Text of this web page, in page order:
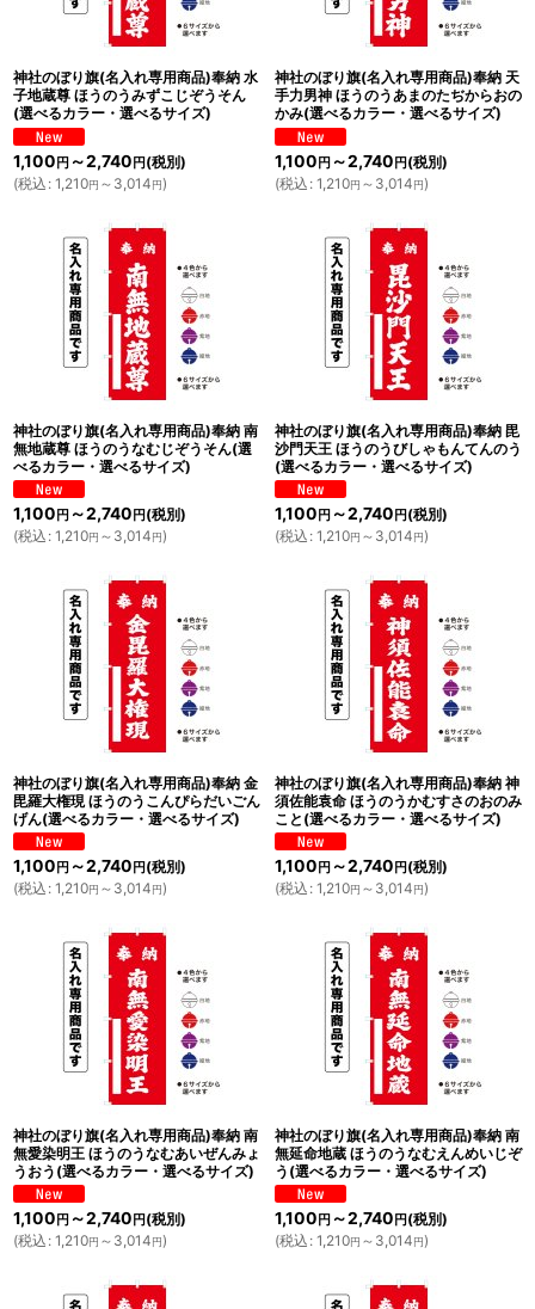
神社のぼり旗(名入れ専用商品)奉納 水
子地蔵尊 ほうのうみずこじぞうそん
(選べるカラー・選べるサイズ)
1,100 円 ～2,740 円 (税別)
(税込 : 1,210円 ～3,014円)
神社のぼり旗(名入れ専用商品)奉納 天
手力男神 ほうのうあまのたぢからおの
かみ(選べるカラー・選べるサイズ)
1,100 円 ～2,740 円 (税別)
(税込 : 1,210円 ～3,014円)
神社のぼり旗(名入れ専用商品)奉納 南
無地蔵尊 ほうのうなむじぞうそん(選
べるカラー・選べるサイズ)
1,100 円 ～2,740 円 (税別)
(税込 : 1,210円 ～3,014円)
神社のぼり旗(名入れ専用商品)奉納 毘
沙門天王 ほうのうびしゃもんてんのう
(選べるカラー・選べるサイズ)
1,100 円 ～2,740 円 (税別)
(税込 : 1,210円 ～3,014円)
神社のぼり旗(名入れ専用商品)奉納 金
毘羅大権現 ほうのうこんぴらだいごん
げん(選べるカラー・選べるサイズ)
1,100 円 ～2,740 円 (税別)
(税込 : 1,210円 ～3,014円)
神社のぼり旗(名入れ専用商品)奉納 神
須佐能袁命 ほうのうかむすさのおのみ
こと(選べるカラー・選べるサイズ)
1,100 円 ～2,740 円 (税別)
(税込 : 1,210円 ～3,014円)
神社のぼり旗(名入れ専用商品)奉納 南
無愛染明王 ほうのうなむあいぜんみょ
うおう(選べるカラー・選べるサイズ)
1,100 円 ～2,740 円 (税別)
(税込 : 1,210円 ～3,014円)
神社のぼり旗(名入れ専用商品)奉納 南
無延命地蔵 ほうのうなむえんめいじぞ
う(選べるカラー・選べるサイズ)
1,100 円 ～2,740 円 (税別)
(税込 : 1,210円 ～3,014円)